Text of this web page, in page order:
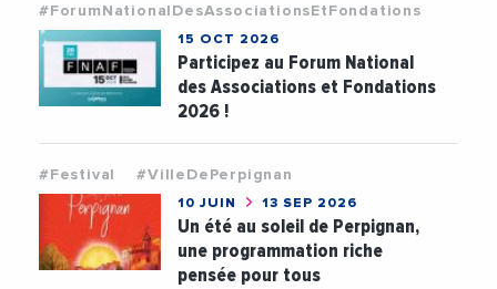
#ForumNationalDesAssociationsEtFondations
15 OCT 2026
Participez au Forum National
des Associations et Fondations
2026 !
#Festival #VilleDePerpignan
10 JUIN 13 SEP 2026
Un été au soleil de Perpignan,
une programmation riche
pensée pour tous